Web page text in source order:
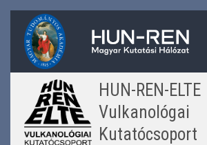
Ugrás
tartalomra
HUN-REN-ELTE
Vulkanológai
Kutatócsoport